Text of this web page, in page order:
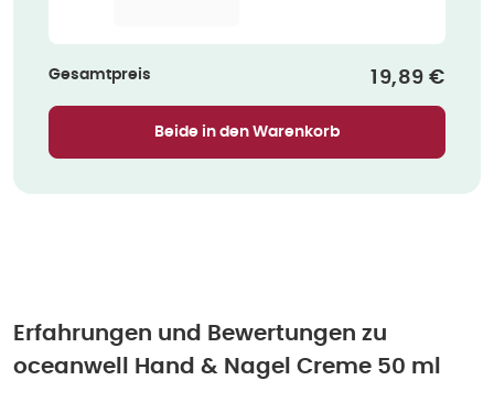
Gesamtpreis 19,89 €
Beide in den Warenkorb
Erfahrungen und Bewertungen zu
oceanwell Hand & Nagel Creme 50 ml